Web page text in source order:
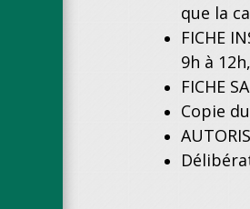
que la
FICHE
9h à
FICHE
Copie